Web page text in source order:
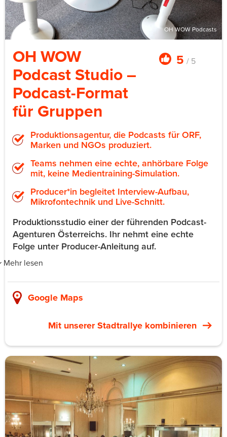
OH WOW Podcasts
OH WOW
Podcast Studio –
Podcast-Format
für Gruppen
5 / 5
Produktionsagentur, die Podcasts für ORF,
Marken und NGOs produziert.
Teams nehmen eine echte, anhörbare Folge
mit, keine Medientraining-Simulation.
Producer*in begleitet Interview-Aufbau,
Mikrofontechnik und Live-Schnitt.
Produktionsstudio einer der führenden Podcast-
Agenturen Österreichs. Ihr nehmt eine echte
Folge unter Producer-Anleitung auf.
Mehr lesen
Österreichs. Sie produziert Formate für ORF, Marken und
NGOs. Ihr Studio im 7. Bezirk dient gleichzeitig als
die Mikrofone. Eine Producer*in führt durch Interview-
ist eine echte, anhörbare Folge, die die Firma intern oder
extern verwenden kann.
Für Teams funktioniert das als strukturiertes
Kreativformat mit konkretem Ergebnis. Sich selbst
geschnitten und bearbeitet zu hören ist nützlicher als
jedes Klassenraum-Medientraining. Sinnvoll für
Marketing-, Sales- und Leadership-Teams, die extern
auftreten.
Google Maps
Mit unserer Stadtrallye kombinieren